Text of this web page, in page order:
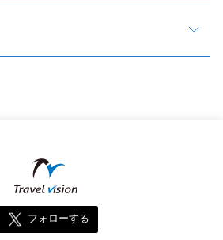
フォローする